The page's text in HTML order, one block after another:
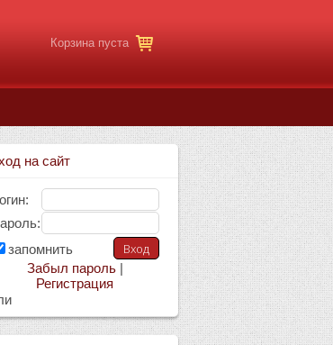
Корзина пуста
на сайт
запомнить
Забыл пароль|
Регистрация